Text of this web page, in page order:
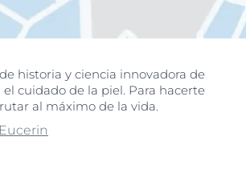
de historia y ciencia innovadora de
cuidado de la piel. Para hacerte
al máximo de la vida.